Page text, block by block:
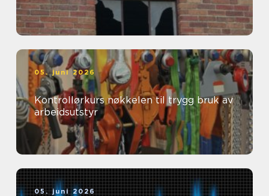
05. juni 2026
Kontrollørkurs nøkkelen til trygg bruk av
arbeidsutstyr
05. juni 2026